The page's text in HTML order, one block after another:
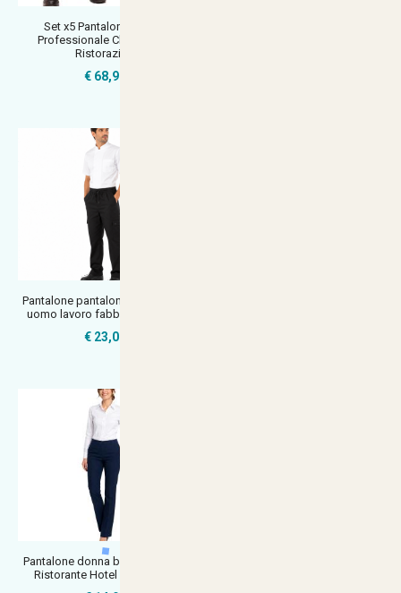
Set x5 Pantalone Unisex
Professionale Chef Cuoco
Ristorazion
€ 68,90
Pantalone pantaloni pantalaccio
uomo lavoro fabbrica cuoco c
€ 23,02
Pantalone donna blu Lavoro Bar
Ristorante Hotel Classico fil